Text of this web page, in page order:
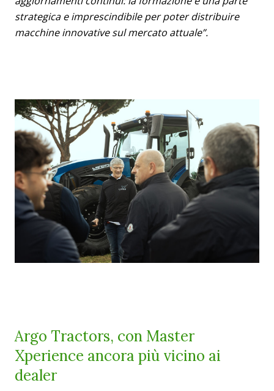
strategica e imprescindibile per poter distribuire
macchine innovative sul mercato attuale”.
Argo Tractors, con Master
Xperience ancora più vicino ai
dealer